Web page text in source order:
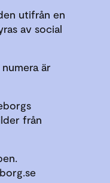
utifrån en
av social
är
från